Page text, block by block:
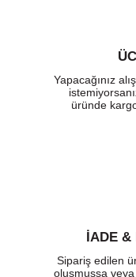
Yapacağınız
üründe
İADE &
Sipariş edilen
oluşmuşsa